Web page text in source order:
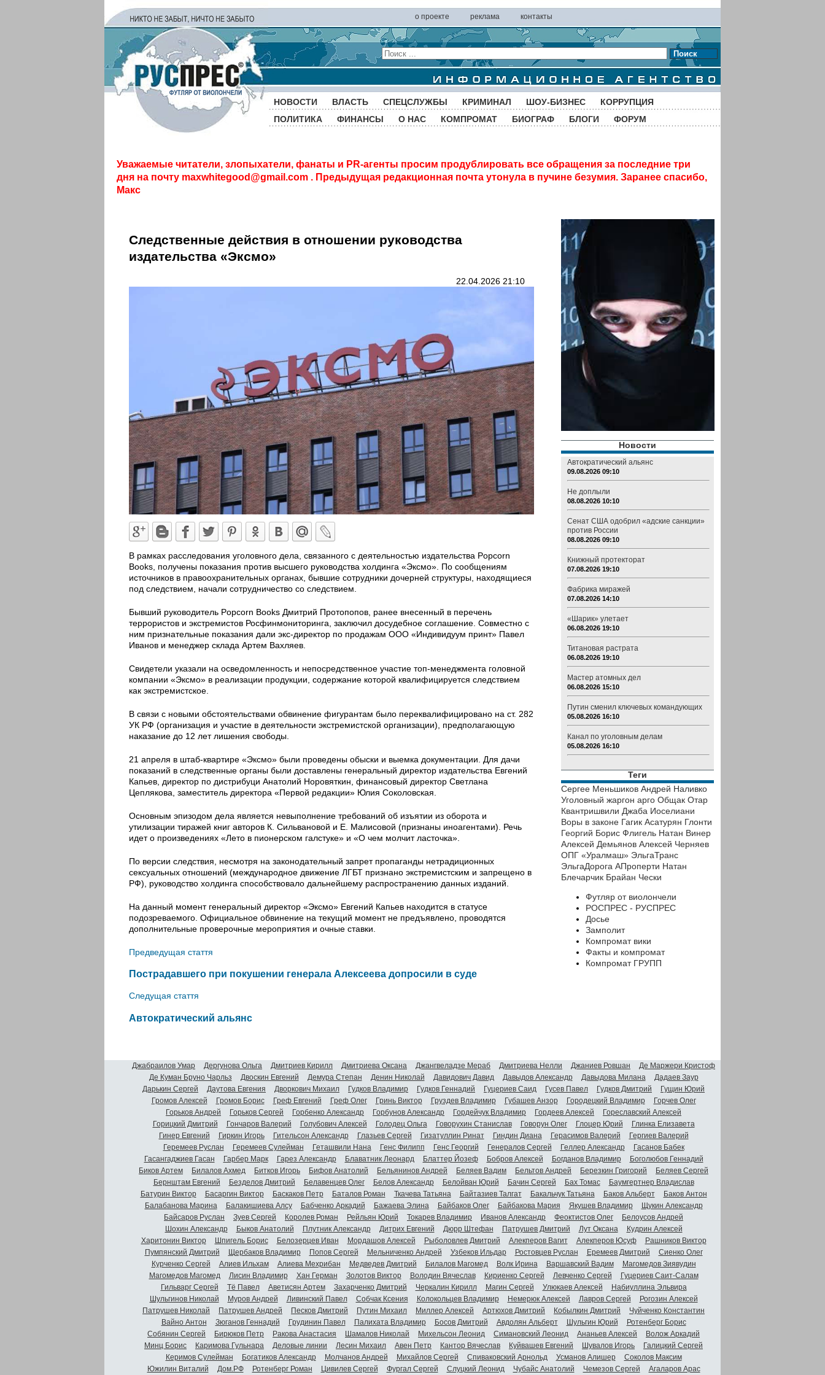
о проекте реклама контакты
Поиск
НОВОСТИ ВЛАСТЬ СПЕЦСЛУЖБЫ КРИМИНАЛ ШОУ-БИЗНЕС
КОРРУПЦИЯ
ПОЛИТИКА
ФИНАНСЫ О НАС КОМПРОМАТ БИОГРАФ БЛОГИ ФОРУМ
Уважаемые читатели, злопыхатели, фанаты и PR-агенты просим продублировать все обращения за последние три
дня на почту maxwhitegood@gmail.com . Предыдущая редакционная почта утонула в пучине безумия. Заранее спасибо,
Макс
Следственные действия в отношении руководства
издательства «Эксмо»
22.04.2026 21:10
В рамках расследования уголовного дела, связанного с деятельностью издательства Popcorn
Books, получены показания против высшего руководства холдинга «Эксмо». По сообщениям
источников в правоохранительных органах, бывшие сотрудники дочерней структуры, находящиеся
под следствием, начали сотрудничество со следствием.
Бывший руководитель Popcorn Books Дмитрий Протопопов, ранее внесенный в перечень
террористов и экстремистов Росфинмониторинга, заключил досудебное соглашение. Совместно с
ним признательные показания дали экс-директор по продажам ООО «Индивидуум принт» Павел
Иванов и менеджер склада Артем Вахляев.
Свидетели указали на осведомленность и непосредственное участие топ-менеджмента головной
компании «Эксмо» в реализации продукции, содержание которой квалифицируется следствием
как экстремистское.
В связи с новыми обстоятельствами обвинение фигурантам было переквалифицировано на ст. 282
УК РФ (организация и участие в деятельности экстремистской организации), предполагающую
наказание до 12 лет лишения свободы.
21 апреля в штаб-квартире «Эксмо» были проведены обыски и выемка документации. Для дачи
показаний в следственные органы были доставлены генеральный директор издательства Евгений
Капьев, директор по дистрибуци Анатолий Норовяткин, финансовый директор Светлана
Цеплякова, заместитель директора «Первой редакции» Юлия Соколовская.
Основным эпизодом дела является невыполнение требований об изъятии из оборота и
утилизации тиражей книг авторов К. Сильвановой и Е. Малисовой (признаны иноагентами). Речь
идет о произведениях «Лето в пионерском галстуке» и «О чем молчит ласточка».
По версии следствия, несмотря на законодательный запрет пропаганды нетрадиционных
сексуальных отношений (международное движение ЛГБТ признано экстремистским и запрещено в
РФ), руководство холдинга способствовало дальнейшему распространению данных изданий.
На данный момент генеральный директор «Эксмо» Евгений Капьев находится в статусе
подозреваемого. Официальное обвинение на текущий момент не предъявлено, проводятся
дополнительные проверочные мероприятия и очные ставки.
Предведущая стаття
Пострадавшего при покушении генерала Алексеева допросили в суде
Следущая стаття
Автократический альянс
Новости
Автократический альянс
09.08.2026 09:10
Не доплыли
08.08.2026 10:10
Сенат США одобрил «адские санкции»
против России
08.08.2026 09:10
Книжный протекторат
07.08.2026 19:10
Фабрика миражей
07.08.2026 14:10
«Шарик» улетает
06.08.2026 19:10
Титановая растрата
06.08.2026 19:10
Мастер атомных дел
06.08.2026 15:10
Путин сменил ключевых командующих
05.08.2026 16:10
Канал по уголовным делам
05.08.2026 16:10
Теги
Сергее Меньшиков Андрей Наливко
Уголовный жаргон арго Общак Отар
Квантришвили Джаба Иоселиани
Воры в законе Гагик Асатурян Глонти
Георгий Борис Флигель Натан Винер
Алексей Демьянов Алексей Черняев
ОПГ «Уралмаш» ЭльгаТранс
ЭльгаДорога АПроперти Натан
Блечарчик Брайан Чески
Футляр от виолончели
РОСПРЕС - РУСПРЕС
Досье
Замполит
Компромат вики
Факты и компромат
Компромат ГРУПП
Джабраилов Умар Дергунова Ольга Дмитриев Кирилл Дмитриева Оксана Джангвеладзе Мераб Дмитриева Нелли Джаниев Ровшан
Де Маржери Кристоф
Де Куман Бруно Чарльз
Двоскин Евгений Демура Степан Денин Николай Давидович Давид Давыдов Александр Давыдова Милана
Дадаев Заур
Дарькин Сергей
Даутова Евгения Дворкович Михаил Гудков Владимир Гудков Геннадий Гуцериев Саид Гусев Павел Гудков Дмитрий
Гущин Юрий
Громов Алексей
Громов Борис Греф Евгений Греф Олег Гринь Виктор Груздев Владимир Губашев Анзор Городецкий Владимир
Горчев Олег
Горьков Андрей
Горьков Сергей Горбенко Александр Горбунов Александр Гордейчук Владимир Гордеев Алексей
Гореславский Алексей
Горицкий Дмитрий
Гончаров Валерий Голубович Алексей Голодец Ольга Говорухин Станислав Говорун Олег Глоцер Юрий
Глинка Елизавета
Гинер Евгений
Гиркин Игорь Гительсон Александр Глазьев Сергей Гизатуллин Ринат Гиндин Диана Герасимов Валерий
Гергиев Валерий
Геремеев Руслан
Геремеев Сулейман Геташвили Нана Генс Филипп Генс Георгий Генералов Сергей Геллер Александр
Гасанов Бабек
Гасангаджиев Гасан
Гарбер Марк Гарез Александр Блаватник Леонард Блаттер Йозеф Бобров Алексей Богданов Владимир
Боголюбов Геннадий
Биков Артем
Билалов Ахмед Битков Игорь Бифов Анатолий Бельянинов Андрей Беляев Вадим Бельтов Андрей Березкин Григорий
Беляев Сергей
Бернштам Евгений
Безделов Дмитрий Белавенцев Олег Белов Александр Белойван Юрий Бачин Сергей Бах Томас
Баумгертнер Владислав
Батурин Виктор
Басаргин Виктор Баскаков Петр Баталов Роман Ткачева Татьяна Байтазиев Талгат Бакальчук Татьяна Баков Альберт
Баков Антон
Балабанова Марина
Балакишиева Алсу Бабченко Аркадий Бажаева Элина Байбаков Олег Байбакова Мария Якушев Владимир
Щукин Александр
Байсаров Руслан
Зуев Сергей Королев Роман Рейльян Юрий Токарев Владимир Иванов Александр Феоктистов Олег
Белоусов Андрей
Шохин Александр
Быков Анатолий Плутник Александр Дитрих Евгений Дюрр Штефан Патрушев Дмитрий Лут Оксана
Кудрин Алексей
Харитонин Виктор
Шпигель Борис Белозерцев Иван Мордашов Алексей Рыболовлев Дмитрий Алекперов Вагит Алекперов Юсуф
Рашников Виктор
Пумпянский Дмитрий
Щербаков Владимир Попов Сергей Мельниченко Андрей Узбеков Ильдар Ростовцев Руслан Еремеев Дмитрий
Сиенко Олег
Курченко Сергей
Алиев Ильхам Алиева Мехрибан Медведев Дмитрий Билалов Магомед Волк Ирина Варшавский Вадим
Магомедов Зиявудин
Магомедов Магомед
Лисин Владимир Хан Герман Золотов Виктор Володин Вячеслав Кириенко Сергей Левченко Сергей
Гуцериев Саит-Салам
Гильварг Сергей
Тё Павел Аветисян Артем Захарченко Дмитрий Черкалин Кирилл Магин Сергей Улюкаев Алексей
Набиуллина Эльвира
Шульгинов Николай
Муров Андрей Ливинский Павел Собчак Ксения Колокольцев Владимир Немерюк Алексей Лавров Сергей
Рогозин Алексей
Патрушев Николай
Патрушев Андрей Песков Дмитрий Путин Михаил Миллер Алексей Артюхов Дмитрий Кобылкин Дмитрий
Чуйченко Константин
Вайно Антон
Зюганов Геннадий Грудинин Павел Палихата Владимир Босов Дмитрий Авдолян Альберт Шульгин Юрий
Ротенберг Борис
Собянин Сергей
Бирюков Петр Ракова Анастасия Шамалов Николай Михельсон Леонид Симановский Леонид Ананьев Алексей
Волож Аркадий
Минц Борис
Каримова Гульнара Деловые линии Лесин Михаил Авен Петр Кантор Вячеслав Куйвашев Евгений Шувалов Игорь
Галицкий Сергей
Керимов Сулейман
Богатиков Александр Молчанов Андрей Михайлов Сергей Спиваковский Арнольд Усманов Алишер
Соколов Максим
Южилин Виталий
Дом.РФ Ротенберг Роман Цивилев Сергей Фургал Сергей Слуцкий Леонид Чубайс Анатолий Чемезов Сергей Агаларов Арас